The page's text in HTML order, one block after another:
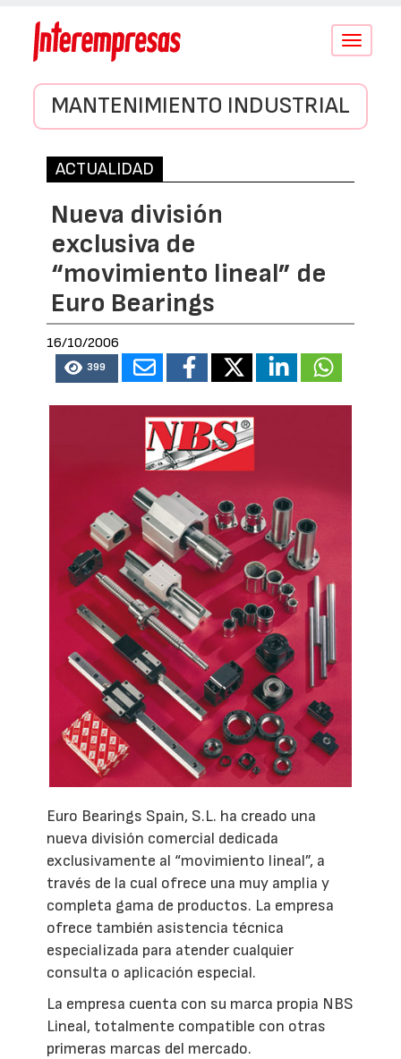
Conmutar
MANTENIMIENTO INDUSTRIAL
ACTUALIDAD
Nueva división
exclusiva de
“movimiento lineal” de
Euro Bearings
16/10/2006
399
Euro Bearings Spain, S.L. ha creado una
nueva división comercial dedicada
exclusivamente al “movimiento lineal”, a
través de la cual ofrece una muy amplia y
completa gama de productos. La empresa
ofrece también asistencia técnica
especializada para atender cualquier
consulta o aplicación especial.
La empresa cuenta con su marca propia NBS
Lineal, totalmente compatible con otras
primeras marcas del mercado.